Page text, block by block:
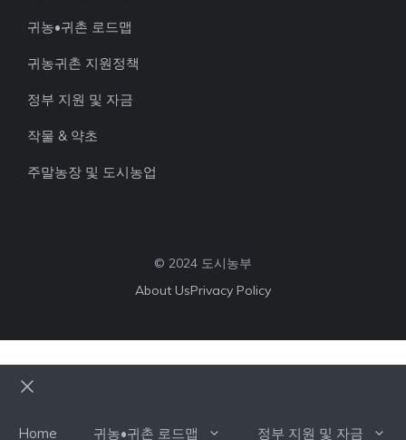
귀농•귀촌 로드맵
귀농귀촌 지원정책
정부 지원 및 자금
작물 & 약초
주말농장 및 도시농업
© 2024 도시농부
About UsPrivacy Policy
Home 귀농•귀촌 로드맵 정부 지원 및 자금